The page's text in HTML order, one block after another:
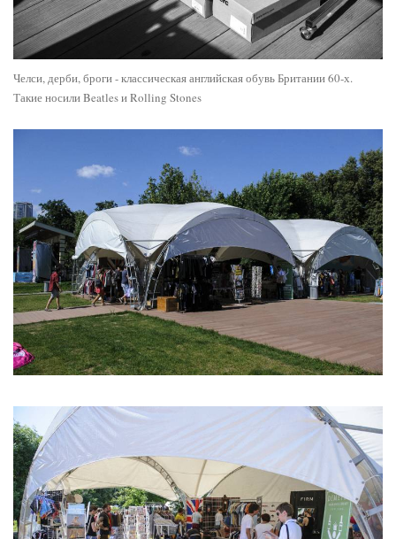
Челси, дерби, броги - классическая английская обувь Британии 60-х.
Такие носили Beatles и Rolling Stones